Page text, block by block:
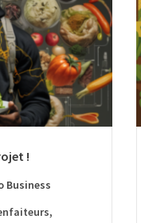
!
Business